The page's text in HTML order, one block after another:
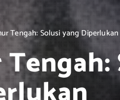
Tengah: Solusi yang Diperlukan